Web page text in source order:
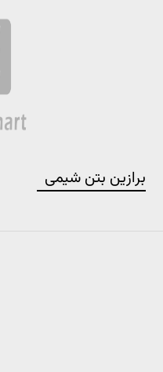
برازین بتن شیمی